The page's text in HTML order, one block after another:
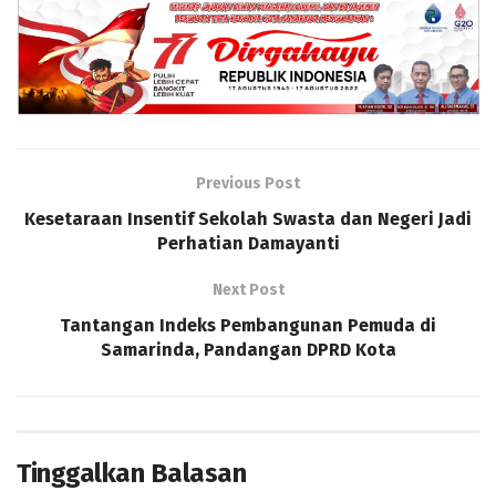
Previous Post
Kesetaraan Insentif Sekolah Swasta dan Negeri Jadi
Perhatian Damayanti
Next Post
Tantangan Indeks Pembangunan Pemuda di
Samarinda, Pandangan DPRD Kota
Tinggalkan Balasan